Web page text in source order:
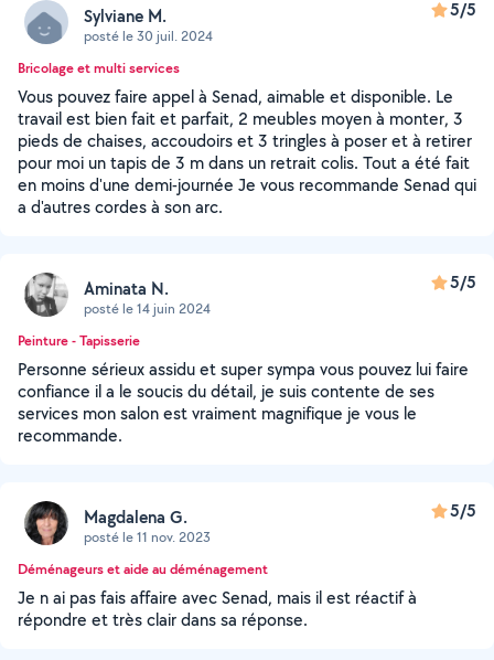
Sylviane M.
posté le 30 juil. 2024
5/5
Bricolage et multi services
Vous pouvez faire appel à Senad, aimable et disponible. Le
travail est bien fait et parfait, 2 meubles moyen à monter, 3
pieds de chaises, accoudoirs et 3 tringles à poser et à retirer
pour moi un tapis de 3 m dans un retrait colis. Tout a été fait
en moins d'une demi-journée Je vous recommande Senad qui
a d'autres cordes à son arc.
Aminata N.
posté le 14 juin 2024
5/5
Peinture - Tapisserie
Personne sérieux assidu et super sympa vous pouvez lui faire
confiance il a le soucis du détail, je suis contente de ses
services mon salon est vraiment magnifique je vous le
recommande.
Magdalena G.
posté le 11 nov. 2023
5/5
Déménageurs et aide au déménagement
Je n ai pas fais affaire avec Senad, mais il est réactif à
répondre et très clair dans sa réponse.